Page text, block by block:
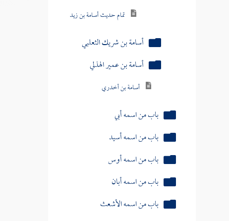
تمام حديث أسامة بن زيد
أسامة بن شريك الثعلبي
أسامة بن عمير الهذلي
أسامة بن أخدري
باب من اسمه أبي
باب من اسمه أسيد
باب من اسمه أوس
باب من اسمه أبان
باب من اسمه الأشعث